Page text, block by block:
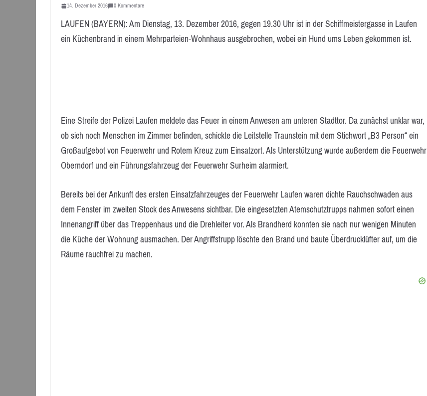
14. Dezember 2016 0 Kommentare
LAUFEN (BAYERN): Am Dienstag, 13. Dezember 2016, gegen 19.30 Uhr ist in der Schiffmeistergasse in Laufen
ein Küchenbrand in einem Mehrparteien-Wohnhaus ausgebrochen, wobei ein Hund ums Leben gekommen ist.
Eine Streife der Polizei Laufen meldete das Feuer in einem Anwesen am unteren Stadttor. Da zunächst unklar war,
ob sich noch Menschen im Zimmer befinden, schickte die Leitstelle Traunstein mit dem Stichwort „B3 Person“ ein
Großaufgebot von Feuerwehr und Rotem Kreuz zum Einsatzort. Als Unterstützung wurde außerdem die Feuerwehr
Oberndorf und ein Führungsfahrzeug der Feuerwehr Surheim alarmiert.
Bereits bei der Ankunft des ersten Einsatzfahrzeuges der Feuerwehr Laufen waren dichte Rauchschwaden aus
dem Fenster im zweiten Stock des Anwesens sichtbar. Die eingesetzten Atemschutztrupps nahmen sofort einen
Innenangriff über das Treppenhaus und die Drehleiter vor. Als Brandherd konnten sie nach nur wenigen Minuten
die Küche der Wohnung ausmachen. Der Angriffstrupp löschte den Brand und baute Überdrucklüfter auf, um die
Räume rauchfrei zu machen.